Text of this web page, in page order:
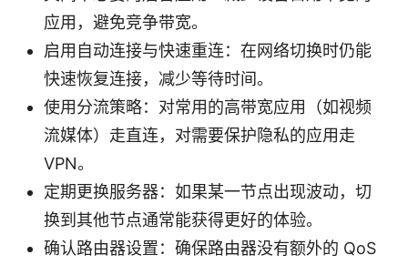
应用，避免竞争带宽。
启用自动连接与快速重连：在网络切换时仍能
快速恢复连接，减少等待时间。
使用分流策略：对常用的高带宽应用（如视频
流媒体）走直连，对需要保护隐私的应用走
VPN。
定期更换服务器：如果某一节点出现波动，切
换到其他节点通常能获得更好的体验。
确认路由器设置：确保路由器没有额外的 QoS